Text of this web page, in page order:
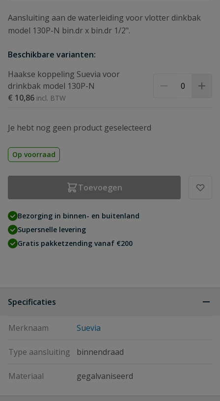
Aansluiting aan de waterleiding voor vlotter dinkbak
model 130P-N bin.dr x bin.dr 1/2".
Beschikbare varianten:
Haakse koppeling Suevia voor
drinkbak model 130P-N
€ 10,86
Je hebt nog geen product geselecteerd
Op voorraad
Toevoegen
Bezorging in binnen- en buitenland
Supersnelle levering
Gratis pakketzending vanaf €200
Specificaties
Merknaam Suevia
Type aansluiting binnendraad
Materiaal gegalvaniseerd